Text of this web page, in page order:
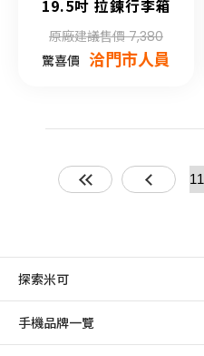
19.5吋 拉鍊行李箱
原廠建議售價 7,380
驚喜價 洽門市人員
探索米可
手機品牌一覽